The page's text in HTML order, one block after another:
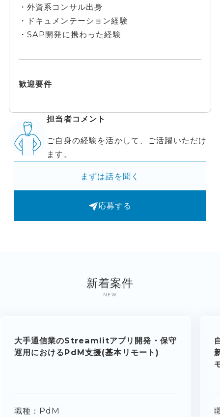
・外資系コンサル出身
・ドキュメンテーション経験
・SAP開発に携わった経験
歓迎要件
担当者コメント
ご自身の経験を活かして、ご活躍いただけ
ます。
まずは話を聞く
応募する
新着案件
NEW
大手通信業のStreamlitアプリ開発・保守
運用におけるPdM支援(基本リモート)
職種
PdM